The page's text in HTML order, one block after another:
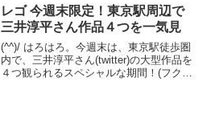
す。本コンテストの運営はレゴ系です。
レゴ社に...
レゴ 今週末限定！東京駅周辺で
三井淳平さん作品４つを一気見
(^^)/ はろはろ。今週末は、東京駅徒歩圏
内で、三井淳平さん(twitter)の大型作品を
４つ観られるスペシャルな期間！(フクイ